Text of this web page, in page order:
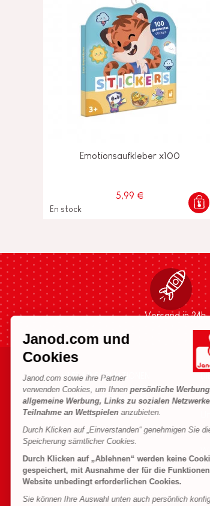
Janod.com und
Cookies
Janod.com sowie ihre Partner
verwenden Cookies, um Ihnenpersönliche
allgemeine Werbung, Links zu sozialen
Teilnahme an Wettspielenanzubieten.
Durch Klicken auf „Einverstanden“ genehmigen Sie
Speicherung sämtlicher Cookies.
Durch Klicken auf „Ablehnen“ werden keine
gespeichert, mit Ausnahme der für die
Website unbedingt erforderlichen Cookies.
Sie können Ihre Auswahl unten auch persönlich
Emotionsaufkleber x100
5,99 €
En stock
Versand in 24h
HILFE & INFORMATIONEN
Verkaufsbedingungen
FAQ
Kontakt
Produktrückruf
Persönliche daten